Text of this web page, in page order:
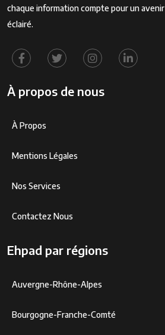
chaque information compte pour un avenir
éclairé.
À propos de nous
À Propos
Mentions Légales
Nos Services
Contactez Nous
Ehpad par régions
Auvergne-Rhône-Alpes
Bourgogne-Franche-Comté